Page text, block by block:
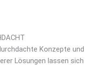
Konzepte und
Lösungen lassen sich